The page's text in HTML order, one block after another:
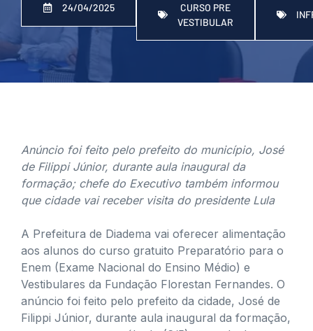
24/04/2025
CURSO PRE
VESTIBULAR
Anúncio foi feito pelo prefeito do município, José
de Filippi Júnior, durante aula inaugural da
formação; chefe do Executivo também informou
que cidade vai receber visita do presidente Lula
A Prefeitura de Diadema vai oferecer alimentação
aos alunos do curso gratuito Preparatório para o
Enem (Exame Nacional do Ensino Médio) e
Vestibulares da Fundação Florestan Fernandes. O
anúncio foi feito pelo prefeito da cidade, José de
Filippi Júnior, durante aula inaugural da formação,